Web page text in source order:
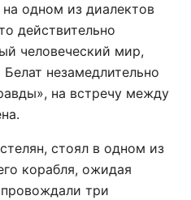
одном из диалектов
действительно
человеческий мир,
незамедлительно
на встречу между
стоял в одном из
корабля, ожидая
три